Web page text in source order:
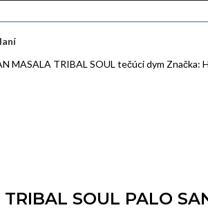
MASALA TRIBAL SOUL tečúci dym Značka:
SOUL PALO